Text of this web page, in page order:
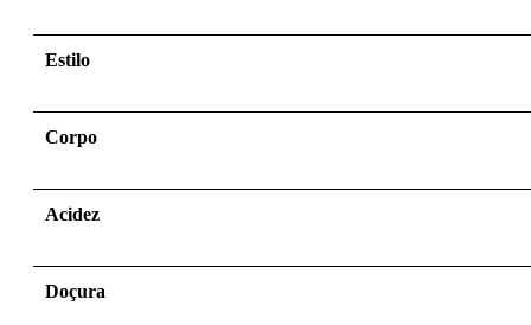
Estilo
Corpo
Acidez
Doçura